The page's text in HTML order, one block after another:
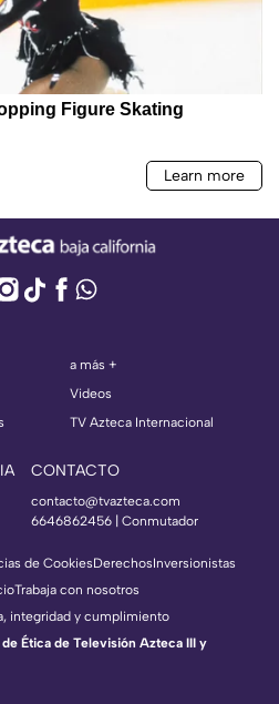
a más +
Videos
TV Azteca Internacional
CONTACTO
contacto@tvazteca.com
6646862456 | Conmutador
de CookiesDerechosInversionistas
Trabaja con nosotros
integridad y cumplimiento
Ética de Televisión Azteca III y